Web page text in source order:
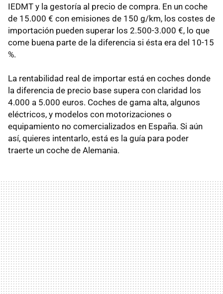
IEDMT y la gestoría al precio de compra. En un coche
de 15.000 € con emisiones de 150 g/km, los costes de
importación pueden superar los 2.500-3.000 €, lo que
come buena parte de la diferencia si ésta era del 10-15
%.
La rentabilidad real de importar está en coches donde
la diferencia de precio base supera con claridad los
4.000 a 5.000 euros. Coches de gama alta, algunos
eléctricos, y modelos con motorizaciones o
equipamiento no comercializados en España. Si aún
así, quieres intentarlo, está es la guía para poder
traerte un coche de Alemania.